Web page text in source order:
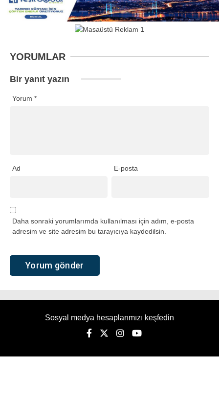
YORUMLAR
Bir yanıt yazın
Yorum *
Ad E-posta
Daha sonraki yorumlarımda kullanılması için adım, e-posta
adresim ve site adresim bu tarayıcıya kaydedilsin.
Sosyal medya hesaplarımızı keşfedin